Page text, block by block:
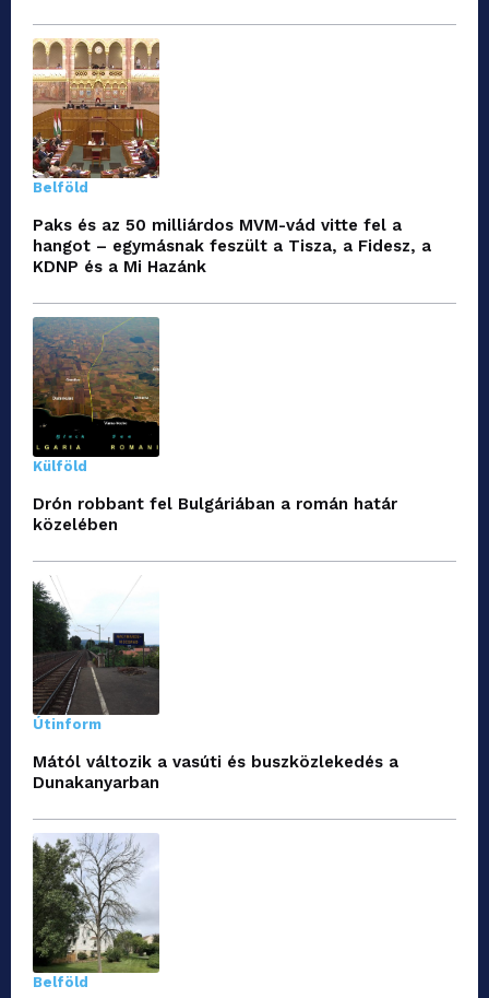
Belföld
Paks és az 50 milliárdos MVM-vád vitte fel a
hangot – egymásnak feszült a Tisza, a Fidesz, a
KDNP és a Mi Hazánk
Külföld
Drón robbant fel Bulgáriában a román határ
közelében
Útinform
Mától változik a vasúti és buszközlekedés a
Dunakanyarban
Belföld